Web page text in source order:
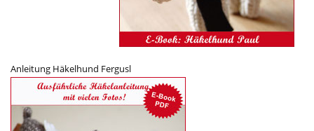
Anleitung Häkelhund Fergusl